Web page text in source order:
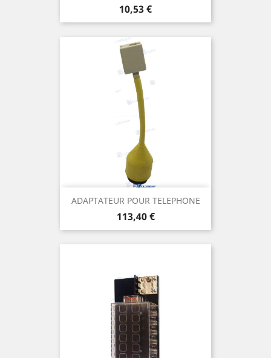
Prix
10,53 €
ADAPTATEUR POUR TELEPHONE
Prix
113,40 €